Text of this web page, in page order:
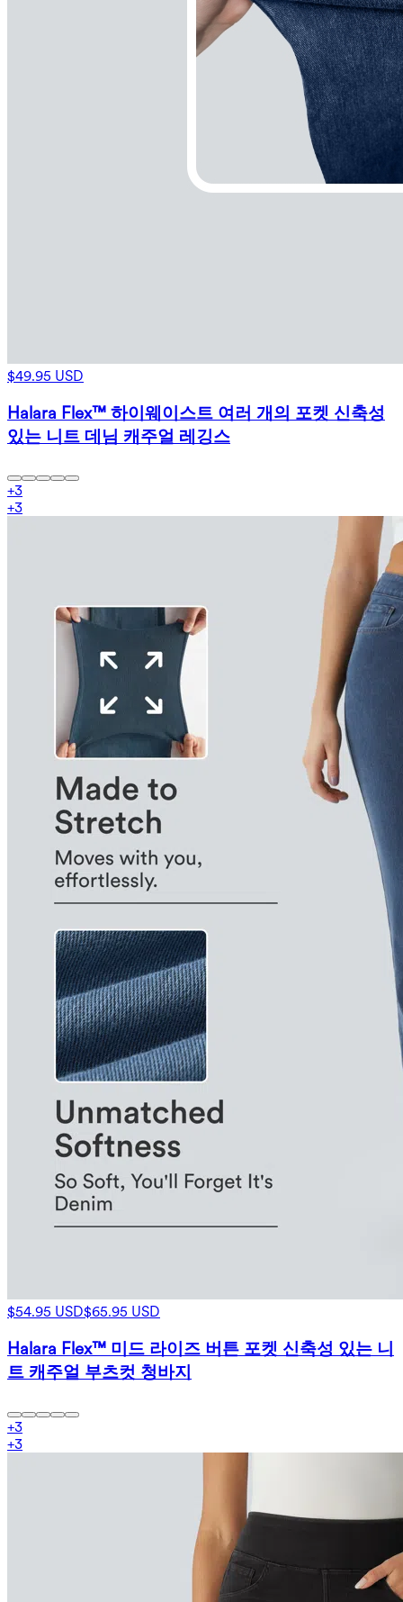
$49.95 USD
Halara Flex™ 하이웨이스트 여러 개의 포켓 신축성
있는 니트 데님 캐주얼 레깅스
+3
+3
$54.95 USD$65.95 USD
Halara Flex™ 미드 라이즈 버튼 포켓 신축성 있는 니
트 캐주얼 부츠컷 청바지
+3
+3